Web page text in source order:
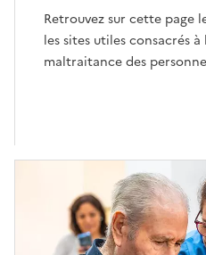
Retrouvez sur cette page
les sites utiles consacrés
maltraitance des